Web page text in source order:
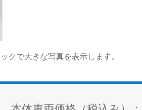
クで大きな写真を表示します。